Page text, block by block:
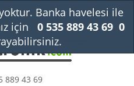
889 43 69
yoktur. Banka havelesi ile
için
0 535 889 43 69 0